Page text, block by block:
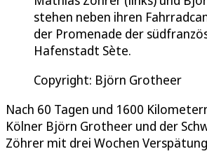
stehen neben ihren
der Promenade der
Hafenstadt Sète.
Copyright: Björn Grotheer
Nach 60 Tagen und 1600
Kölner Björn Grotheer und der
Zöhrer mit drei Wochen Verspätung